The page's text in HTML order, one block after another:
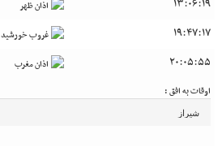
13:06:19 اذان ظهر
19:47:17 غروب خورشید
20:05:55
اذان مغرب
اوقات به افق :